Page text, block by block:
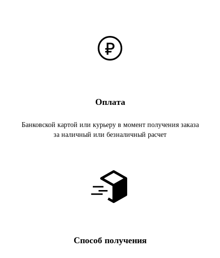
Оплата
Банковской картой или курьеру в момент получения заказа
за наличный или безналичный расчет
Способ получения